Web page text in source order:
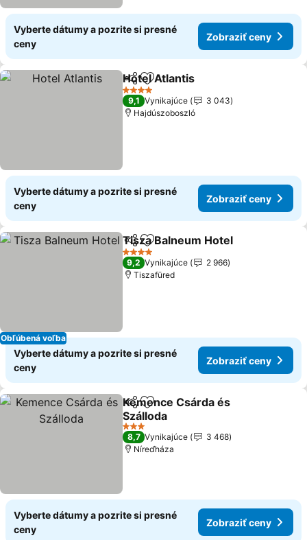
Vyberte dátumy a pozrite si presné
ceny
Zobraziť ceny
ZdieľaťPridať do obľúbených
Hotel Atlantis
4 Počet hviezdičiek
9,1 Vynikajúce
3 043
Hajdúszoboszló
Vyberte dátumy a pozrite si presné
ceny
Zobraziť ceny
Obľúbená voľba
ZdieľaťPridať do obľúbených
Tisza Balneum Hotel
4 Počet hviezdičiek
9,2 Vynikajúce
2 966
Tiszafüred
Vyberte dátumy a pozrite si presné
ceny
Zobraziť ceny
ZdieľaťPridať do obľúbených
Kemence Csárda és
Szálloda
3 Počet hviezdičiek
8,7 Vynikajúce
3 468
Níreďháza
Vyberte dátumy a pozrite si presné
ceny
Zobraziť ceny